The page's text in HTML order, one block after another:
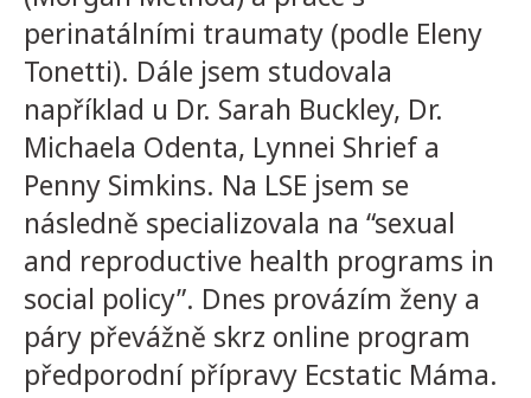
perinatálními traumaty (podle Eleny
Tonetti). Dále jsem studovala
například u Dr. Sarah Buckley, Dr.
Michaela Odenta, Lynnei Shrief a
Penny Simkins. Na LSE jsem se
následně specializovala na “sexual
and reproductive health programs in
social policy”. Dnes provázím ženy a
páry převážně skrz online program
předporodní přípravy Ecstatic Máma.